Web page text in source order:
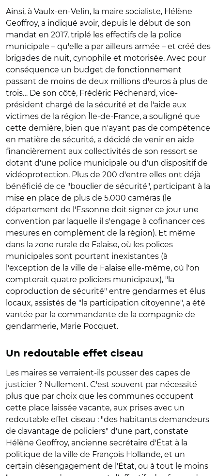
Ainsi, à Vaulx-en-Velin, la maire socialiste, Hélène
Geoffroy, a indiqué avoir, depuis le début de son
mandat en 2017, triplé les effectifs de la police
municipale – qu'elle a par ailleurs armée – et créé des
brigades de nuit, cynophile et motorisée. Avec pour
conséquence un budget de fonctionnement
passant de moins de deux millions d'euros à plus de
trois… De son côté, Frédéric Péchenard, vice-
président chargé de la sécurité et de l'aide aux
victimes de la région Île-de-France, a souligné que
cette dernière, bien que n'ayant pas de compétence
en matière de sécurité, a décidé de venir en aide
financièrement aux collectivités de son ressort se
dotant d'une police municipale ou d'un dispositif de
vidéoprotection. Plus de 200 d'entre elles ont déjà
bénéficié de ce "bouclier de sécurité", participant à la
mise en place de plus de 5.000 caméras (le
département de l'Essonne doit signer ce jour une
convention par laquelle il s'engage à cofinancer ces
mesures en complément de la région). Et même
dans la zone rurale de Falaise, où les polices
municipales sont pourtant inexistantes (à
l'exception de la ville de Falaise elle-même, où l'on
compterait quatre policiers municipaux), "la
coproduction de sécurité" entre gendarmes et élus
locaux, assistés de "la participation citoyenne", a été
vantée par la commandante de la compagnie de
gendarmerie, Marie Pocquet.
Un redoutable effet ciseau
Les maires se verraient-ils pousser des capes de
justicier ? Nullement. C'est souvent par nécessité
plus que par choix que les communes occupent
cette place laissée vacante, aux prises avec un
redoutable effet ciseau : "des habitants demandeurs
de davantage de policiers" d'une part, constate
Hélène Geoffroy, ancienne secrétaire d'État à la
politique de la ville de François Hollande, et un
certain désengagement de l'État, ou à tout le moins